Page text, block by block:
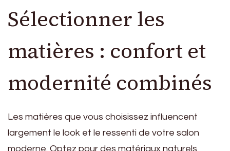
Sélectionner les
matières : confort et
modernité combinés
Les matières que vous choisissez influencent
largement le look et le ressenti de votre salon
moderne. Optez pour des matériaux naturels